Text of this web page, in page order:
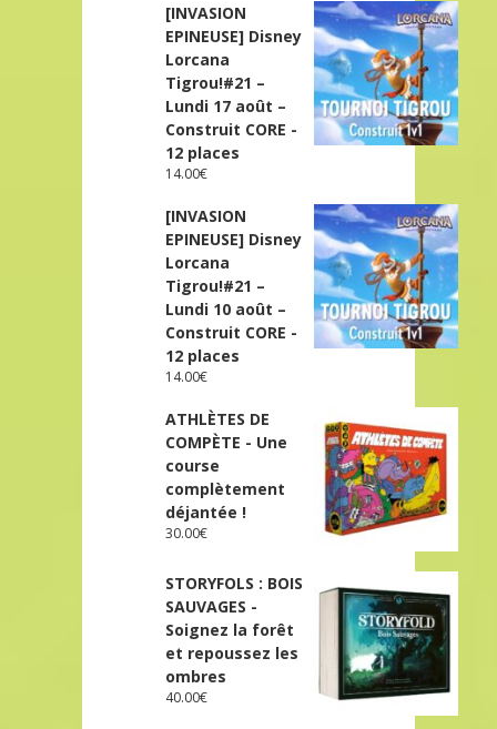
[INVASION
EPINEUSE] Disney
Lorcana
Tigrou!#21 –
Lundi 17 août –
Construit CORE -
12 places
14.00€
[INVASION
EPINEUSE] Disney
Lorcana
Tigrou!#21 –
Lundi 10 août –
Construit CORE -
12 places
14.00€
ATHLÈTES DE
COMPÈTE - Une
course
complètement
déjantée !
30.00€
STORYFOLS : BOIS
SAUVAGES -
Soignez la forêt
et repoussez les
ombres
40.00€